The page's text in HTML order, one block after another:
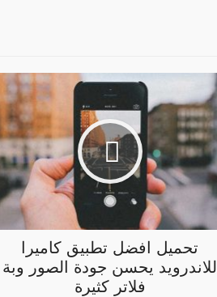
تحميل افضل تطبيق كاميرا
للاندرويد يحسن جودة الصور وبة
فلاتر كثيرة